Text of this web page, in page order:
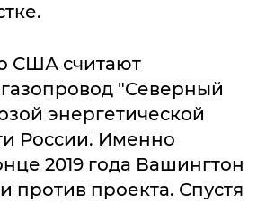
США считают
"Северный
энергетической
России. Именно
2019 года Вашингтон
против проекта. Спустя